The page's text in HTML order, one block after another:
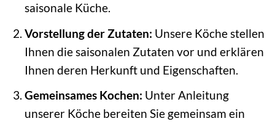
saisonale Küche.
Vorstellung der Zutaten: Unsere Köche stellen
Ihnen die saisonalen Zutaten vor und erklären
Ihnen deren Herkunft und Eigenschaften.
Gemeinsames Kochen: Unter Anleitung
unserer Köche bereiten Sie gemeinsam ein